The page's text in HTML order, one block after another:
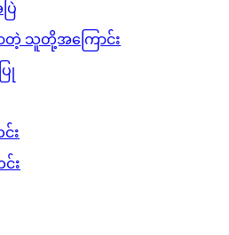
ြဲ
တဲ့ သူတို့အကြောင်း
ြု
း
း